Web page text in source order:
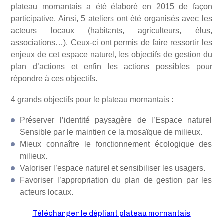
plateau mornantais a été élaboré en 2015 de façon
participative. Ainsi, 5 ateliers ont été organisés avec les
acteurs locaux (habitants, agriculteurs, élus,
associations…). Ceux-ci ont permis de faire ressortir les
enjeux de cet espace naturel, les objectifs de gestion du
plan d’actions et enfin les actions possibles pour
répondre à ces objectifs.
4 grands objectifs pour le plateau mornantais :
Préserver l’identité paysagère de l’Espace naturel
Sensible par le maintien de la mosaïque de milieux.
Mieux connaître le fonctionnement écologique des
milieux.
Valoriser l’espace naturel et sensibiliser les usagers.
Favoriser l’appropriation du plan de gestion par les
acteurs locaux.
Télécharger le dépliant plateau mornantais